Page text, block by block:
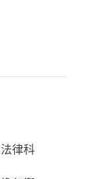
律科